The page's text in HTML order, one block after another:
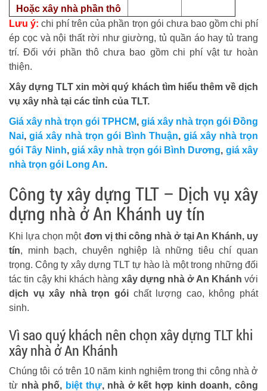
Hoặc xây nhà phần thô
Lưu ý: chi phí trên của phần trọn gói chưa bao gồm chi phí
ép cọc và nội thất rời như giường, tủ quần áo hay tủ trang
trí. Đối với phần thô chưa bao gồm chi phí vật tư hoàn
thiện.
Xây dựng TLT xin mời quý khách tìm hiểu thêm về dịch
vụ xây nhà tại các tỉnh của TLT.
Giá xây nhà trọn gói TPHCM, giá xây nhà trọn gói Đồng
Nai,giá xây nhà trọn gói Bình Thuận, giá xây nhà trọn
gói Tây Ninh, giá xây nhà trọn gói Bình Dương, giá xây
nhà trọn gói Long An.
Công ty xây dựng TLT – Dịch vụ xây
dựng nhà ở An Khánh uy tín
Khi lựa chọn một đơn vị thi công nhà ở tại An Khánh, uy
tín, minh bạch, chuyên nghiệp là những tiêu chí quan
trọng. Công ty xây dựng TLT tự hào là một trong những đối
tác tin cậy khi khách hàng xây dựng nhà ở An Khánh với
dịch vụ xây nhà trọn gói chất lượng cao, không phát
sinh.
Vì sao quý khách nên chọn xây dựng TLT khi
xây nhà ở An Khánh
Chúng tôi có trên 10 năm kinh nghiệm trong thi công nhà ở
từ nhà phố, biệt thự, nhà ở kết hợp kinh doanh, công